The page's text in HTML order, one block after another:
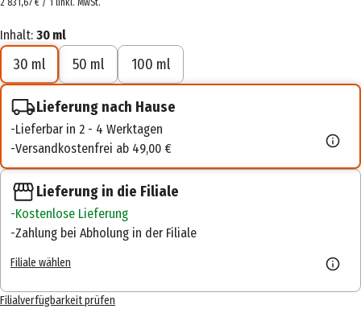
2 831,67 € / 1 linkl. MwSt.
Inhalt: 30 ml
30 ml 50 ml 100 ml
Lieferung nach Hause
Lieferbar in 2 - 4 Werktagen
Versandkostenfrei ab 49,00 €
Lieferung in die Filiale
Kostenlose Lieferung
Zahlung bei Abholung in der Filiale
Filiale wählen
Filialverfügbarkeit prüfen